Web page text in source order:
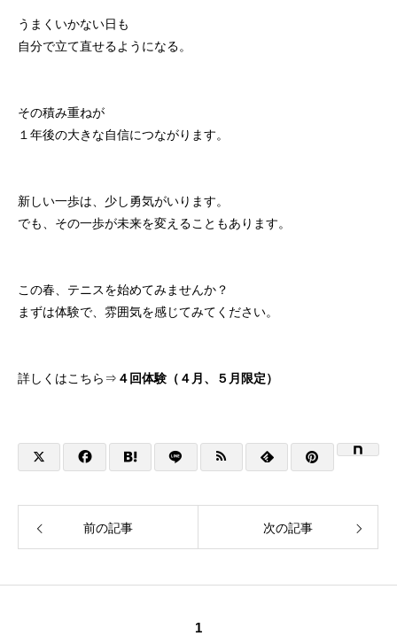
うまくいかない日も
自分で立て直せるようになる。
その積み重ねが
１年後の大きな自信につながります。
新しい一歩は、少し勇気がいります。
でも、その一歩が未来を変えることもあります。
この春、テニスを始めてみませんか？
まずは体験で、雰囲気を感じてみてください。
詳しくはこちら⇒ ４回体験（４月、５月限定）
前の記事 次の記事
1